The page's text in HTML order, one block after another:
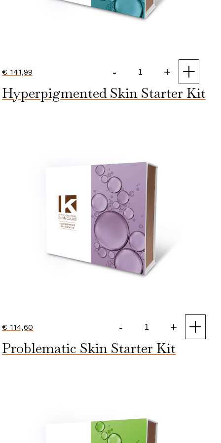
€ 141,99 -
Skin
Starter
+
Hyperpigmented Skin Starter Kit
€ 114,60 -
Hyperpigmented
Skin
Starter
+
Problematic Skin Starter Kit